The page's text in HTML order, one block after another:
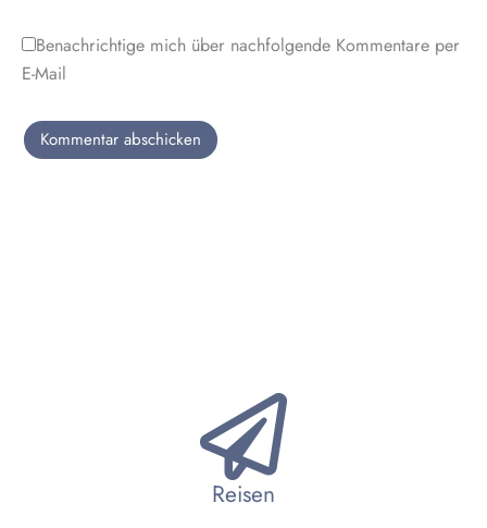
Benachrichtige mich über nachfolgende Kommentare per
E-Mail
Reisen